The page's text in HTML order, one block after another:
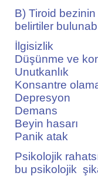
B) Tiroid
belirtiler
İlgisizlik
Düşünme ve
Unutkanlık
Konsantre
Depresyon
Demans
Beyin hasarı
Panik atak
Psikolojik
bu psikolojik